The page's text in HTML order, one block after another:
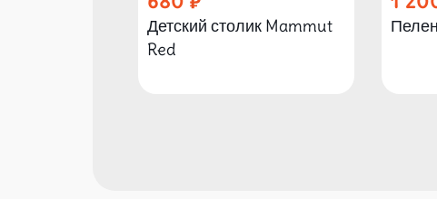
Детский столик Mammut
Red